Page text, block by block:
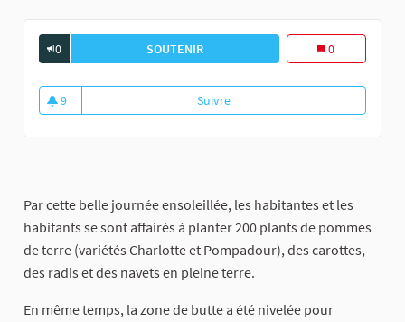
0 SOUTENIRRETOUR SUR LE CHANTIER
0
9
9 abonnés
SuivreRetour sur le chantier
Par cette belle journée ensoleillée, les habitantes et les
habitants se sont affairés à planter 200 plants de pommes
de terre (variétés Charlotte et Pompadour), des carottes,
des radis et des navets en pleine terre.
En même temps, la zone de butte a été nivelée pour